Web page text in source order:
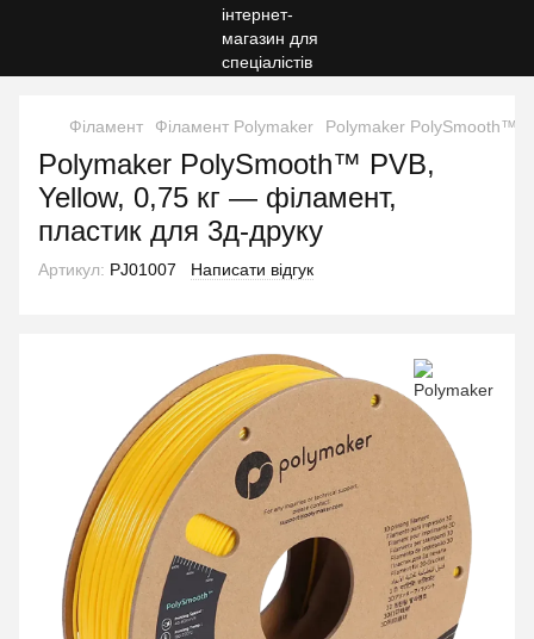
Філамент Філамент Polymaker Polymaker PolySmooth™
Polymaker PolySmooth™ PVB,
Yellow, 0,75 кг — філамент,
пластик для 3д-друку
Артикул: PJ01007 Написати відгук